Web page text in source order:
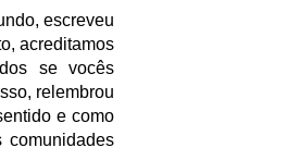
escreveu
acreditamos
se vocês
relembrou
e como